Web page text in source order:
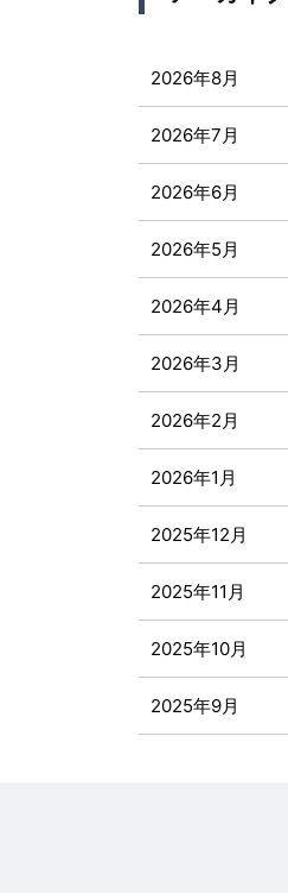
2026年8月
2026年7月
2026年6月
2026年5月
2026年4月
2026年3月
2026年2月
2026年1月
2025年12月
2025年11月
2025年10月
2025年9月